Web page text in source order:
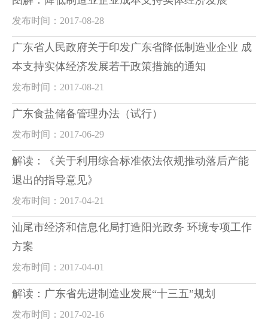
发布时间：2017-08-28
广东省人民政府关于印发广东省降低制造业企业 成
本支持实体经济发展若干政策措施的通知
发布时间：2017-08-21
广东食盐储备管理办法（试行）
发布时间：2017-06-29
解读：《关于利用综合标准依法依规推动落后产能
退出的指导意见》
发布时间：2017-04-21
汕尾市经济和信息化局打造阳光政务 环境专项工作
方案
发布时间：2017-04-01
解读：广东省先进制造业发展“十三五”规划
发布时间：2017-02-16